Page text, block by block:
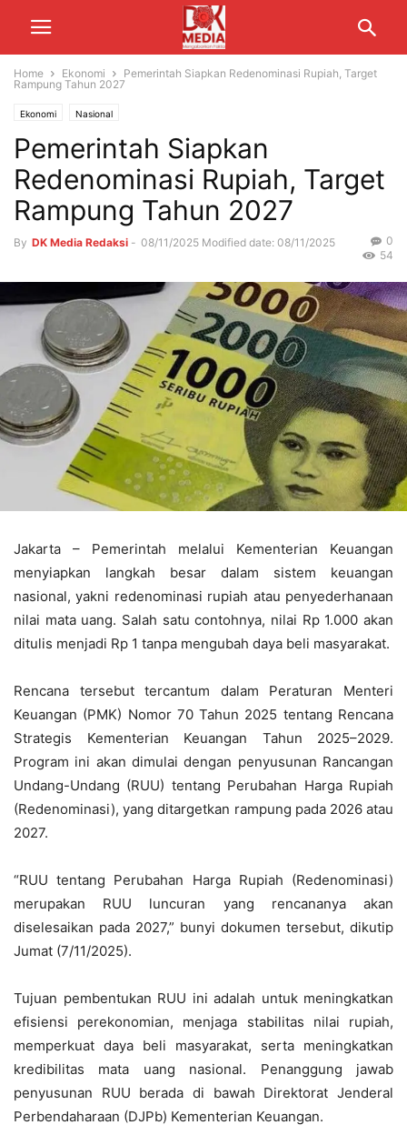
Home Ekonomi
Pemerintah Siapkan Redenominasi Rupiah, Target
Rampung Tahun 2027
Ekonomi Nasional
Pemerintah Siapkan
Redenominasi Rupiah, Target
Rampung Tahun 2027
By DK Media Redaksi - 08/11/2025 Modified date: 08/11/2025
0
54
Jakarta – Pemerintah melalui Kementerian Keuangan
menyiapkan langkah besar dalam sistem keuangan
nasional, yakni redenominasi rupiah atau penyederhanaan
nilai mata uang. Salah satu contohnya, nilai Rp 1.000 akan
ditulis menjadi Rp 1 tanpa mengubah daya beli masyarakat.
Rencana tersebut tercantum dalam Peraturan Menteri
Keuangan (PMK) Nomor 70 Tahun 2025 tentang Rencana
Strategis Kementerian Keuangan Tahun 2025–2029.
Program ini akan dimulai dengan penyusunan Rancangan
Undang-Undang (RUU) tentang Perubahan Harga Rupiah
(Redenominasi), yang ditargetkan rampung pada 2026 atau
2027.
“RUU tentang Perubahan Harga Rupiah (Redenominasi)
merupakan RUU luncuran yang rencananya akan
diselesaikan pada 2027,” bunyi dokumen tersebut, dikutip
Jumat (7/11/2025).
Tujuan pembentukan RUU ini adalah untuk meningkatkan
efisiensi perekonomian, menjaga stabilitas nilai rupiah,
memperkuat daya beli masyarakat, serta meningkatkan
kredibilitas mata uang nasional. Penanggung jawab
penyusunan RUU berada di bawah Direktorat Jenderal
Perbendaharaan (DJPb) Kementerian Keuangan.